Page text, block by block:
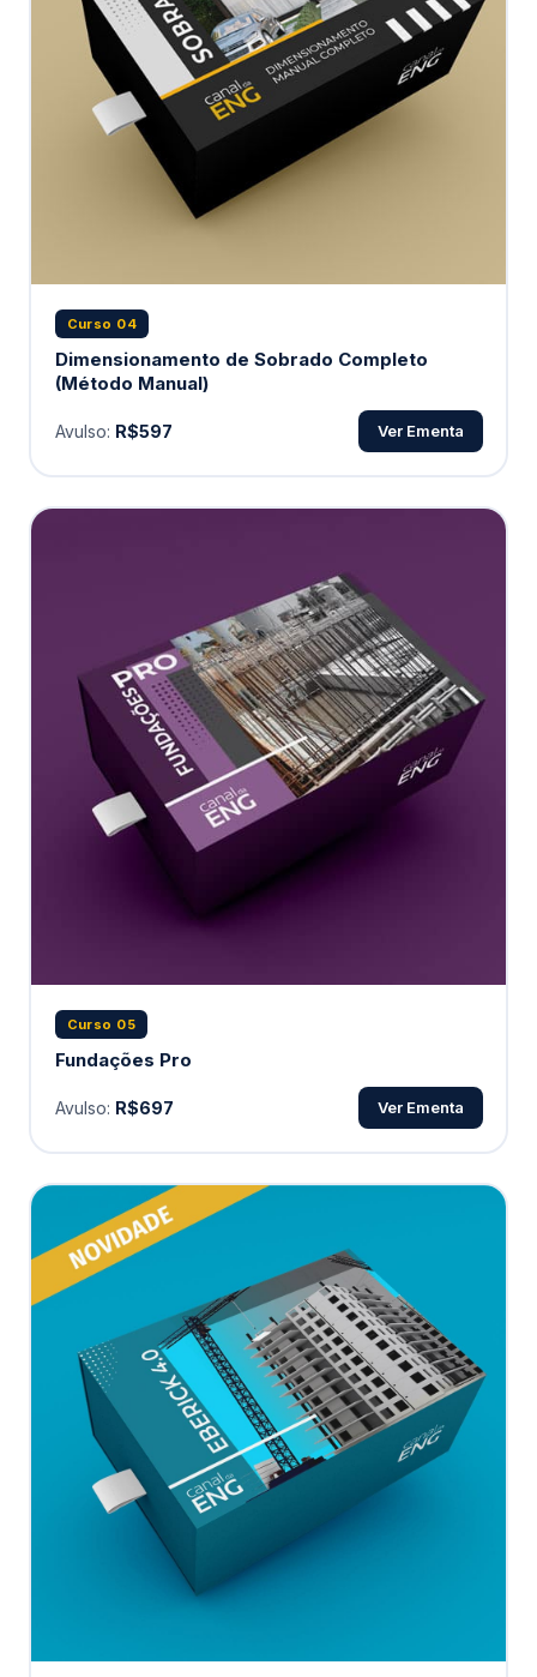
Curso 04
Dimensionamento de Sobrado Completo
(Método Manual)
Avulso: R$597 Ver Ementa
Curso 05
Fundações Pro
Avulso: R$697 Ver Ementa